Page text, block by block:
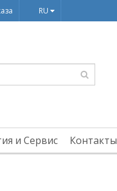
RU
и Сервис Контакты